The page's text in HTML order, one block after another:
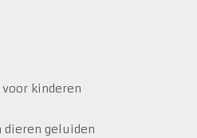
kinderen
dieren geluiden